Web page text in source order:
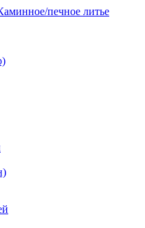
печное литье